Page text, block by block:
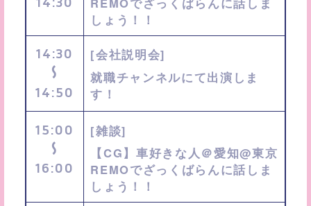
しょう！！
14:30
〜
14:50
[会社説明会]
就職チャンネルにて出演しま
す！
15:00
〜
16:00
[雑談]
【CG】車好きな人＠愛知@東京
REMOでざっくばらんに話しま
しょう！！